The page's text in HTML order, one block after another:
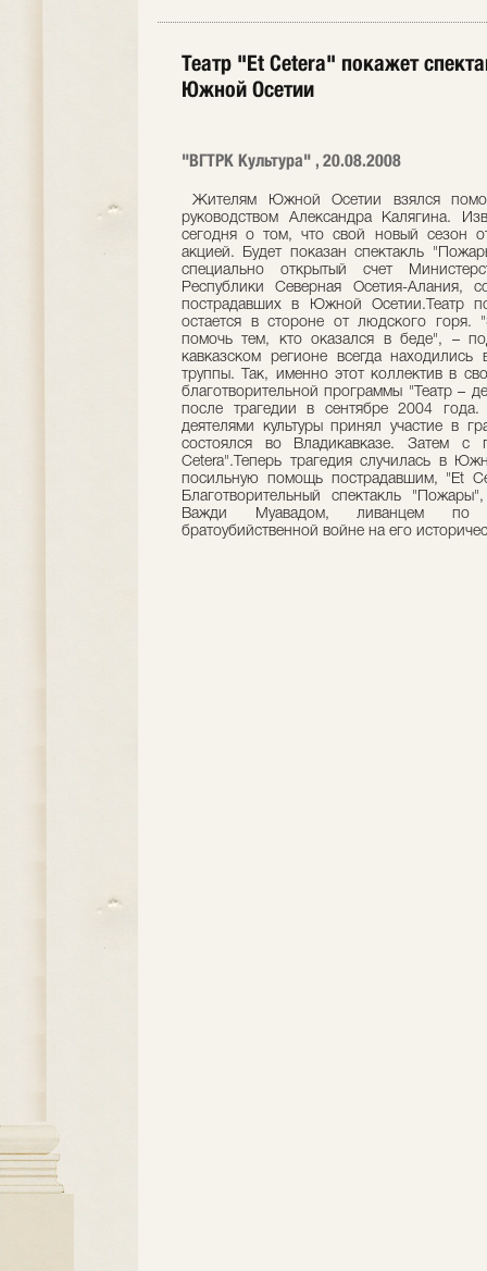
Театр "Et Cetera" покажет
Южной Осетии
"ВГТРК Культура" , 20.08.2008
Жителям Южной Осетии взялся
руководством Александра Калягина.
сегодня о том, что свой новый сезон
акцией. Будет показан спектакль
специально открытый счет
Республики Северная Осетия-Алания,
пострадавших в Южной Осетии.Театр
остается в стороне от людского горя.
помочь тем, кто оказался в беде", –
кавказском регионе всегда
труппы. Так, именно этот коллектив в
благотворительной программы "Театр –
после трагедии в сентябре 2004
деятелями культуры принял участие в
состоялся во Владикавказе. Затем
Cetera".Теперь трагедия случилась в
посильную помощь пострадавшим, "Et
Благотворительный спектакль
Важди Муавадом, ливанцем по
братоубийственной войне на его